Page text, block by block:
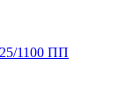
1100 ПП